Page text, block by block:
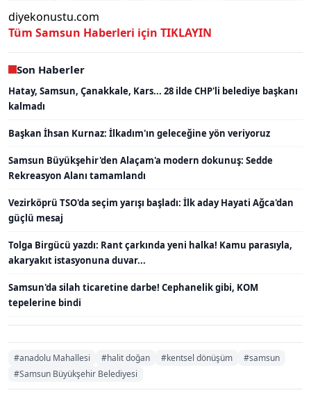
diyekonustu.com
Tüm Samsun Haberleri için TIKLAYIN
Son Haberler
Hatay, Samsun, Çanakkale, Kars... 28 ilde CHP'li belediye başkanı
kalmadı
Başkan İhsan Kurnaz: İlkadım'ın geleceğine yön veriyoruz
Samsun Büyükşehir'den Alaçam'a modern dokunuş: Sedde
Rekreasyon Alanı tamamlandı
Vezirköprü TSO'da seçim yarışı başladı: İlk aday Hayati Ağca'dan
güçlü mesaj
Tolga Birgücü yazdı: Rant çarkında yeni halka! Kamu parasıyla,
akaryakıt istasyonuna duvar...
Samsun'da silah ticaretine darbe! Cephanelik gibi, KOM
tepelerine bindi
#anadolu Mahallesi #halit doğan #kentsel dönüşüm
#samsun
#Samsun Büyükşehir Belediyesi